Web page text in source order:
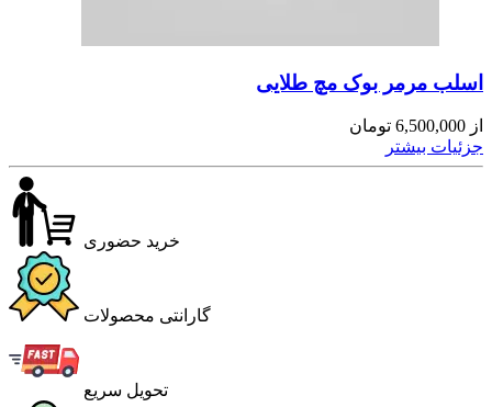
اسلب مرمر بوک مچ طلایی
از 6,500,000 تومان
جزئیات بیشتر
خرید حضوری
گارانتی محصولات
تحویل سریع